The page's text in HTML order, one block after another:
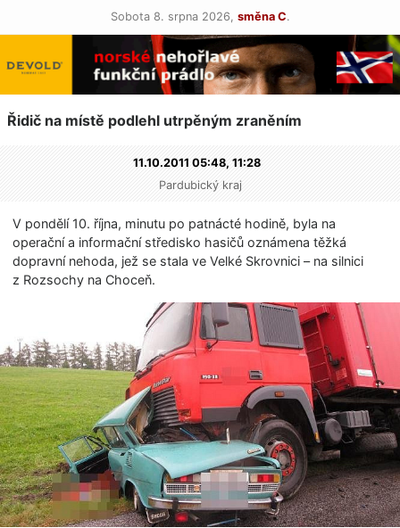
Sobota 8. srpna 2026, směna C.
Řidič na místě podlehl utrpěným zraněním
11.10.2011 05:48,11:28
Pardubický kraj
V pondělí 10. října, minutu po patnácté hodině, byla na
operační a informační středisko hasičů oznámena těžká
dopravní nehoda, jež se stala ve Velké Skrovnici – na silnici
z Rozsochy na Choceň.